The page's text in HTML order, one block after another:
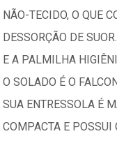
NÃO-TECIDO, O QUE
DESSORÇÃO DE SUOR.
E A PALMILHA
O SOLADO É O
SUA ENTRESSOLA É
COMPACTA E POSSUI